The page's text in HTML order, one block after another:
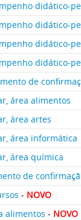
didático-
didático-
didático-
didático-
de
área alimentos
área artes
área informática
área química
de
- NOVO
alimentos - NOVO